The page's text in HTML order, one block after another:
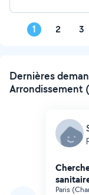
1 2 3
Dernières
Arrondissement
Paris